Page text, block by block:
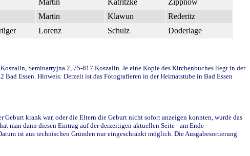
Martin Katritzke
Zippnow
Martin Klawun
Rederitz
Lorenz Schulz Doderlage
Seminarryjna 2, 75-817 Koszalin. Je eine Kopie des Kirchenbuches liegt in der
Essen. Hinweis: Derzeit ist das Fotografieren in der Heimatstube in Bad Essen
krank war, oder die Eltern die Geburt nicht sofort anzeigen konnten, wurde das
man dann diesen Eintrag auf der derzeitigen aktuellen Seite - am Ende -
ist aus technischen Gründen nur eingeschränkt möglich. Die Ausgabesortierung